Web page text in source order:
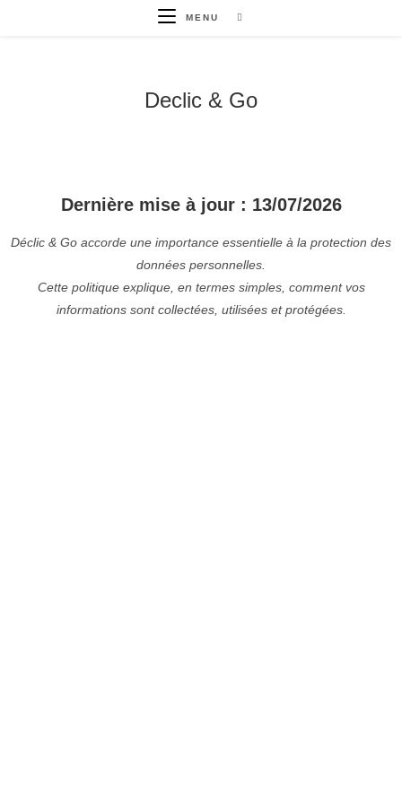
MENU
Declic & Go
Dernière mise à jour : 13/07/2026
Déclic & Go accorde une importance essentielle à la protection des
données personnelles.
Cette politique explique, en termes simples, comment vos
informations sont collectées, utilisées et protégées.